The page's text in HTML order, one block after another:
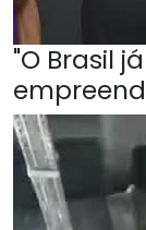
"O Brasil